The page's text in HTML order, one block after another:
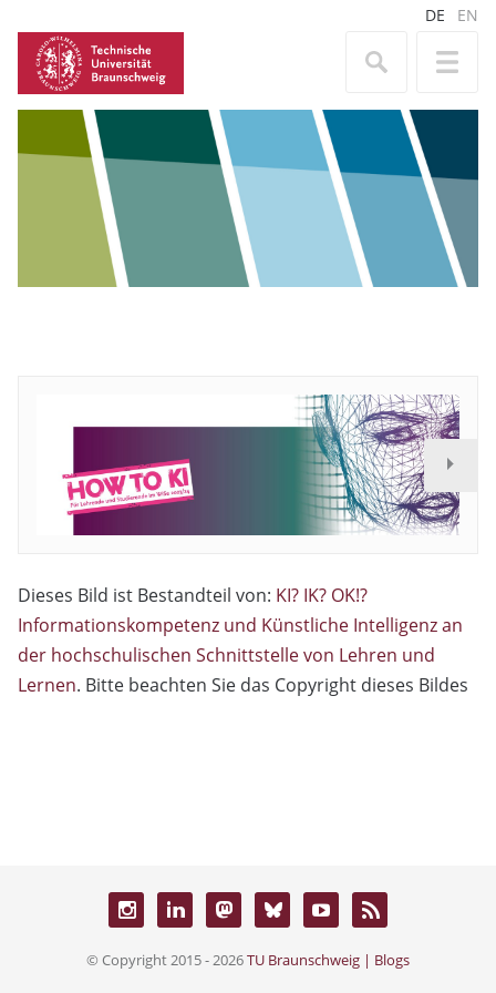
DE EN
Dieses Bild ist Bestandteil von: KI? IK? OK!?
Informationskompetenz und Künstliche Intelligenz an
der hochschulischen Schnittstelle von Lehren und
Lernen. Bitte beachten Sie das Copyright dieses Bildes
© Copyright 2015 - 2026TU Braunschweig | Blogs